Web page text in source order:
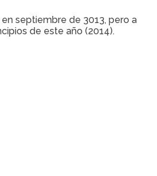
septiembre de 3013, pero a
de este año (2014).